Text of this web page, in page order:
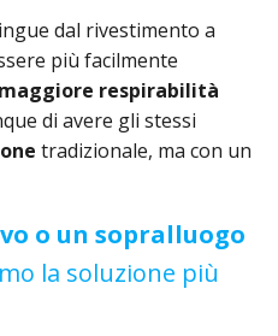
dal rivestimento a
più facilmente
maggiore respirabilità
di avere gli stessi
tradizionale, ma con un
o un sopralluogo
la soluzione più